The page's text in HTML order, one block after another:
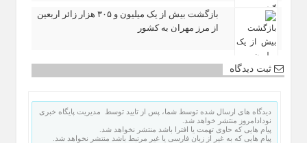
بازگشت بیش از یک میلیون و ۳۰۵ هزار زائر اربعین
از مرز مهران به کشور
ثبت دیدگاه
دیدگاه های ارسال شده توسط شما، پس از تایید توسط مدیریت پایگاه خبری
نودادامروز منتشر خواهد شد.
پیام هایی که حاوی تهمت یا افترا باشد منتشر نخواهد شد.
پیام هایی که به غیر از زبان فارسی یا غیر مرتبط باشد منتشر نخواهد شد.